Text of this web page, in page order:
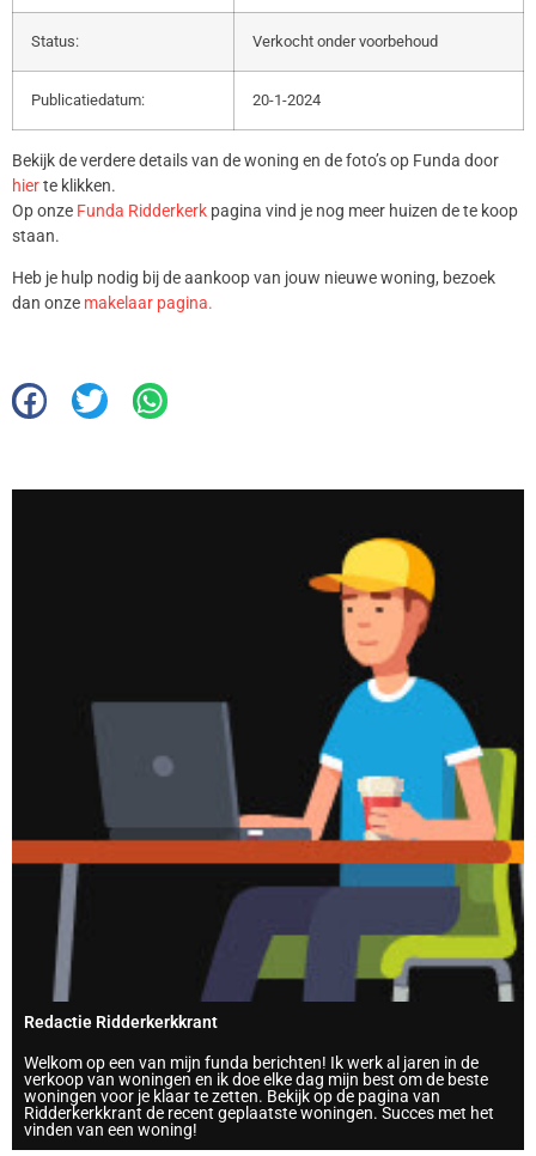
Status: Verkocht onder voorbehoud
Publicatiedatum: 20-1-2024
Bekijk de verdere details van de woning en de foto’s op Funda door
hierte klikken.
Op onze Funda Ridderkerk pagina vind je nog meer huizen de te koop
staan.
Heb je hulp nodig bij de aankoop van jouw nieuwe woning, bezoek
dan onze makelaar pagina.
Redactie Ridderkerkkrant
Welkom op een van mijn funda berichten! Ik werk al jaren in de
verkoop van woningen en ik doe elke dag mijn best om de beste
woningen voor je klaar te zetten. Bekijk op de pagina van
Ridderkerkkrant de recent geplaatste woningen. Succes met het
vinden van een woning!